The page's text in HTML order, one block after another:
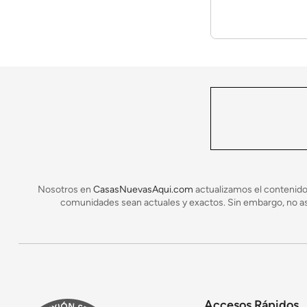
Casas de Entrega Rápida:
Primero se puede consultar con una entidad
te guíe con el presupuesto
Realizar la compra y comenzar el proceso de
¿Cuáles materiales de
Nosotros en CasasNuevasAqui.com actualizamos el
comunidades sean actuales y exactos. Sin embargo, no